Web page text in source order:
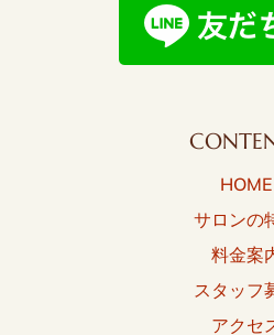
HOME
サロンの
料金案
スタッフ
アクセ